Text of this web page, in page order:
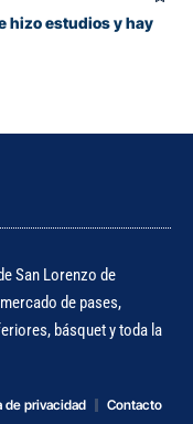
hizo estudios y hay
San Lorenzo de
de pases,
básquet y toda la
de privacidad Contacto